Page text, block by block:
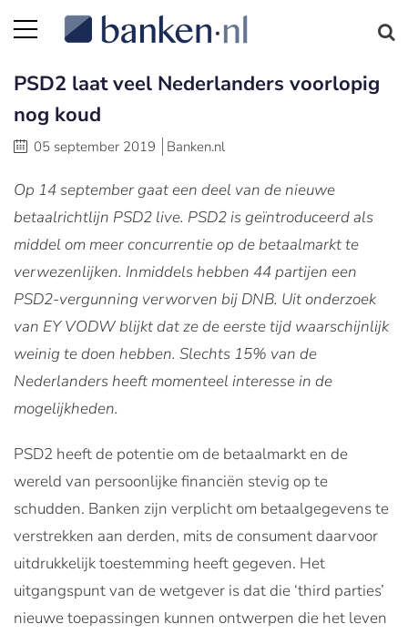
PSD2 laat veel Nederlanders voorlopig
nog koud
05 september 2019 Banken.nl
Op 14 september gaat een deel van de nieuwe
betaalrichtlijn PSD2 live. PSD2 is geïntroduceerd als
middel om meer concurrentie op de betaalmarkt te
verwezenlijken. Inmiddels hebben 44 partijen een
PSD2-vergunning verworven bij DNB. Uit onderzoek
van EY VODW blijkt dat ze de eerste tijd waarschijnlijk
weinig te doen hebben. Slechts 15% van de
Nederlanders heeft momenteel interesse in de
mogelijkheden.
PSD2 heeft de potentie om de betaalmarkt en de
wereld van persoonlijke financiën stevig op te
schudden. Banken zijn verplicht om betaalgegevens te
verstrekken aan derden, mits de consument daarvoor
uitdrukkelijk toestemming heeft gegeven. Het
uitgangspunt van de wetgever is dat die ‘third parties’
nieuwe toepassingen kunnen ontwerpen die het leven